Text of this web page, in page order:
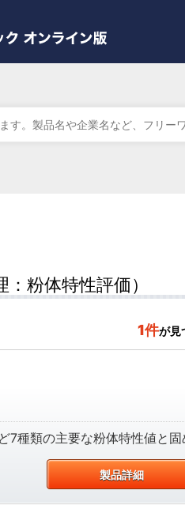
粉体特性評価）
1件が見
7種類の主要な粉体特性値と
製品詳細